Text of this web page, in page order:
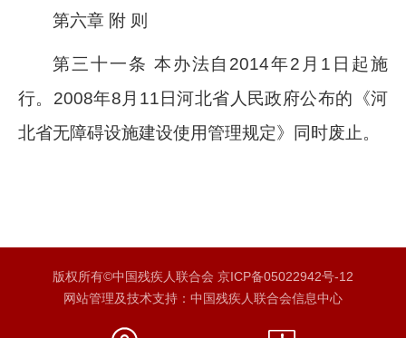
第六章 附 则
第三十一条 本办法自2014年2月1日起施
行。2008年8月11日河北省人民政府公布的《河
北省无障碍设施建设使用管理规定》同时废止。
版权所有©中国残疾人联合会 京ICP备05022942号-12
网站管理及技术支持：中国残疾人联合会信息中心